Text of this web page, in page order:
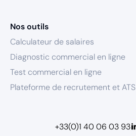
Nos outils
Calculateur de salaires
Diagnostic commercial en ligne
Test commercial en ligne
Plateforme de recrutement et ATS
+33(0)1 40 06 03 93